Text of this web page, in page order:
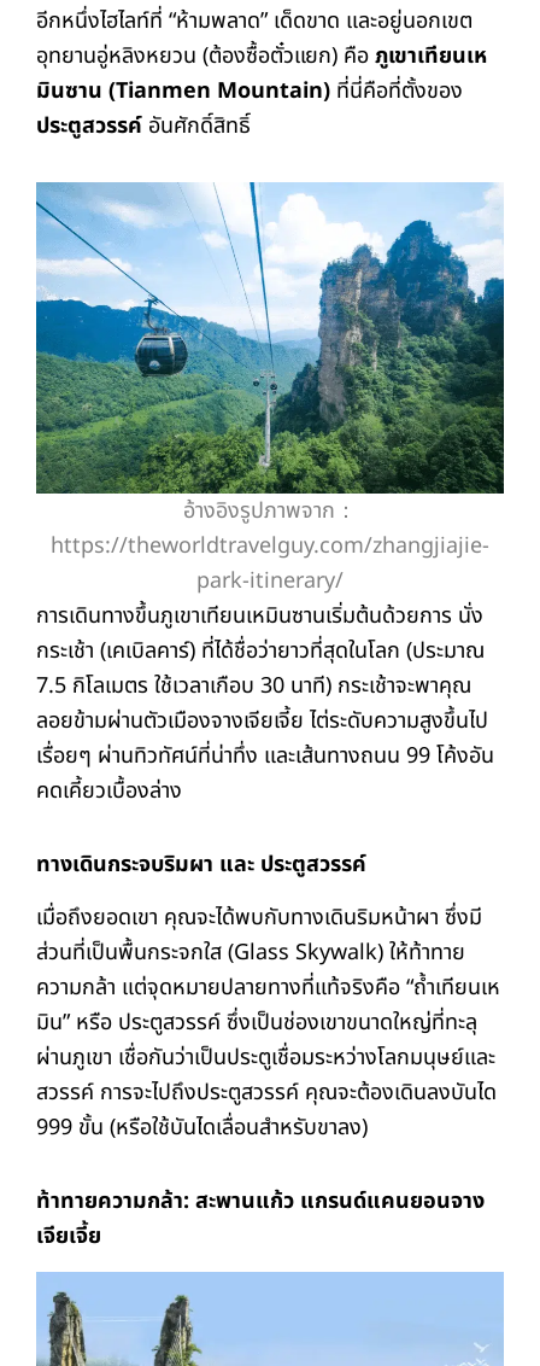
อีกหนึ่งไฮไลท์ที่ “ห้ามพลาด” เด็ดขาด และอยู่นอกเขต
อุทยานอู่หลิงหยวน (ต้องซื้อตั๋วแยก) คือภูเขาเทียนเห
มินซาน (Tianmen Mountain) ที่นี่คือที่ตั้งของ
ประตูสวรรค์ อันศักดิ์สิทธิ์
อ้างอิงรูปภาพจาก：
https://theworldtravelguy.com/zhangjiajie-
park-itinerary/
การเดินทางขึ้นภูเขาเทียนเหมินซานเริ่มต้นด้วยการ นั่ง
กระเช้า (เคเบิลคาร์) ที่ได้ชื่อว่ายาวที่สุดในโลก (ประมาณ
7.5 กิโลเมตร ใช้เวลาเกือบ 30 นาที) กระเช้าจะพาคุณ
ลอยข้ามผ่านตัวเมืองจางเจียเจี้ย ไต่ระดับความสูงขึ้นไป
เรื่อยๆ ผ่านทิวทัศน์ที่น่าทึ่ง และเส้นทางถนน 99 โค้งอัน
คดเคี้ยวเบื้องล่าง
ทางเดินกระจบริมผา และ ประตูสวรรค์
เมื่อถึงยอดเขา คุณจะได้พบกับทางเดินริมหน้าผา ซึ่งมี
ส่วนที่เป็นพื้นกระจกใส (Glass Skywalk) ให้ท้าทาย
ความกล้า แต่จุดหมายปลายทางที่แท้จริงคือ “ถ้ำเทียนเห
มิน” หรือ ประตูสวรรค์ ซึ่งเป็นช่องเขาขนาดใหญ่ที่ทะลุ
ผ่านภูเขา เชื่อกันว่าเป็นประตูเชื่อมระหว่างโลกมนุษย์และ
สวรรค์ การจะไปถึงประตูสวรรค์ คุณจะต้องเดินลงบันได
999 ขั้น (หรือใช้บันไดเลื่อนสำหรับขาลง)
ท้าทายความกล้า: สะพานแก้ว แกรนด์แคนยอนจาง
เจียเจี้ย